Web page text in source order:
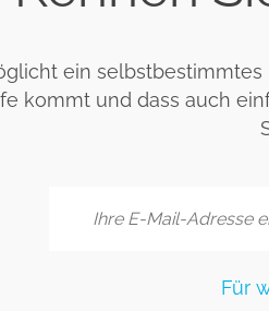
ein
kommt und dass auch
Für